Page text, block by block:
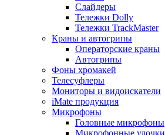
Слайдеры
Тележки Dolly
Тележки TrackMaster
Краны и автогрипы
Операторские краны
Автогрипы
Фоны хромакей
Телесуфлеры
Мониторы и видоискатели
iMate продукция
Микрофоны
Головные микрофоны
Микрофонные удочки